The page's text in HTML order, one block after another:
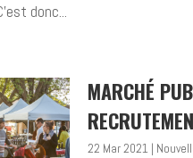
donc...
MARCHÉ
22 Mar 2021 |